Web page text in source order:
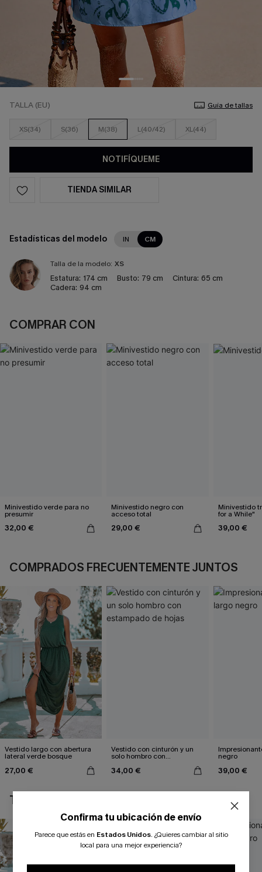
TALLA (EU) Guía de tallas
XS(34) S(36) M(38) L(40/42) XL(44)
NOTIFÍQUEME
TIENDA SIMILAR
Estadísticas del modelo IN CM
Talla de la modelo: XS
Estatura: 174 cm Busto: 79 cm Cintura: 65 cm
Cadera: 94 cm
COMPRAR CON
Minivestido verde para no
presumir
32,00 €
Minivestido negro con
acceso total
29,00 €
Minivestido
for a While"
39,00 €
COMPRADOS FRECUENTEMENTE JUNTOS
Vestido largo con abertura
lateral verde bosque
27,00 €
Vestido con cinturón y un
solo hombro con
34,00 €
negro
39,00 €
TAMBIÉN TE PUEDE GUSTAR
Confirma tu ubicación de envío
Parece que estás en Estados Unidos. ¿Quieres cambiar al sitio
local para una mejor experiencia?